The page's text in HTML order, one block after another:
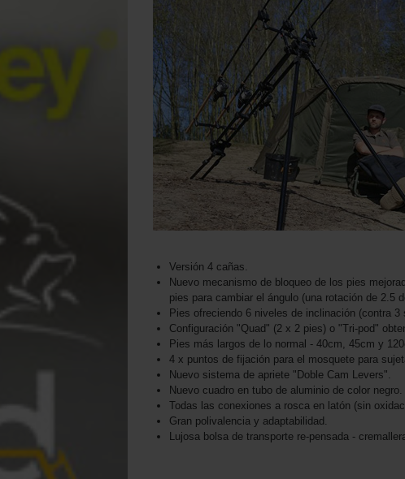
Versión 4 cañas.
Nuevo mecanismo de bloqueo de los pies
pies para cambiar el ángulo (una rotación de 2.5
Pies ofreciendo 6 niveles de inclinación (contra
Configuración "Quad" (2 x 2 pies) o "Tri-pod"
Pies más largos de lo normal - 40cm, 45cm y
4 x puntos de fijación para el mosquete para
Nuevo sistema de apriete "Doble Cam Levers".
Nuevo cuadro en tubo de aluminio de color negro.
Todas las conexiones a rosca en latón (sin
Gran polivalencia y adaptabilidad.
Lujosa bolsa de transporte re-pensada -